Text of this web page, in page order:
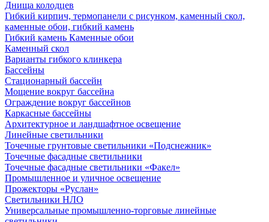
Днища колодцев
Гибкий кирпич, термопанели с рисунком, каменный скол,
каменные обои, гибкий камень
Гибкий камень Каменные обои
Каменный скол
Варианты гибкого клинкера
Бассейны
Стационарный бассейн
Мощение вокруг бассейна
Ограждение вокруг бассейнов
Каркасные бассейны
Архитектурное и ландшафтное освещение
Линейные светильники
Точечные грунтовые светильники «Подснежник»
Точечные фасадные светильники
Точечные фасадные светильники «Факел»
Промышленное и уличное освещение
Прожекторы «Руслан»
Светильники НЛО
Универсальные промышленно-торговые линейные